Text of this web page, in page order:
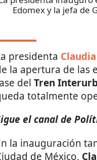
Edomex y la jefa de
presidenta
la apertura de las
del Tren
totalmente
el canal de
la inauguración
de México,